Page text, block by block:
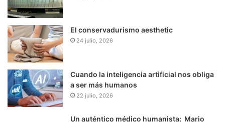
El conservadurismo aesthetic
24 julio, 2026
Cuando la inteligencia artificial nos obliga
a ser más humanos
22 julio, 2026
Un auténtico médico humanista: Mario